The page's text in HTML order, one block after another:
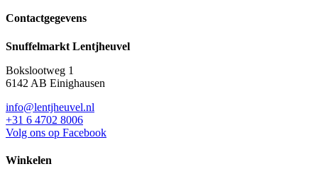
Contactgegevens
Snuffelmarkt Lentjheuvel
Bokslootweg 1
6142 AB Einighausen
info@lentjheuvel.nl
+31 6 4702 8006
Volg ons op Facebook
Winkelen